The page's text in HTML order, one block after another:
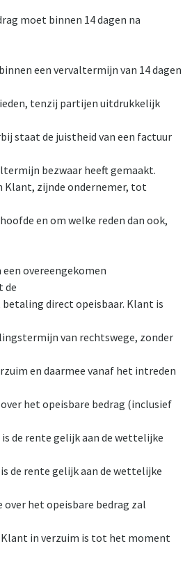
moet binnen 14 dagen na
een vervaltermijn van 14 dagen
tenzij partijen uitdrukkelijk
staat de juistheid van een factuur
bezwaar heeft gemaakt.
Klant, zijnde ondernemer, tot
en om welke reden dan ook,
overeengekomen
de
direct opeisbaar. Klant is
van rechtswege, zonder
en daarmee vanaf het intreden
het opeisbare bedrag (inclusief
de rente gelijk aan de wettelijke
de rente gelijk aan de wettelijke
over het opeisbare bedrag zal
in verzuim is tot het moment